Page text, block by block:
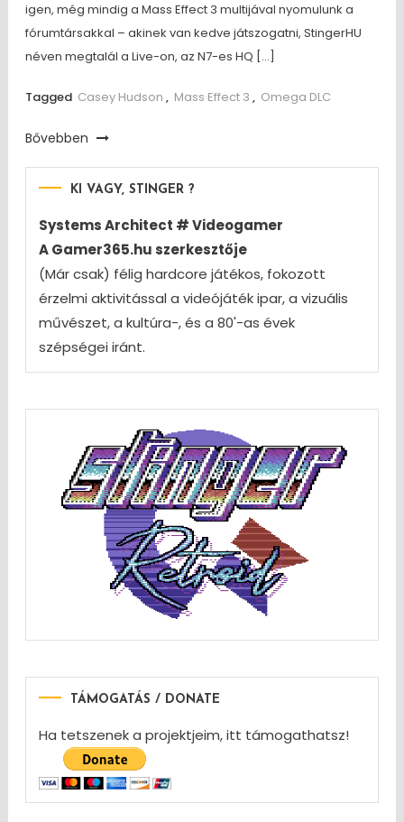
igen, még mindig a Mass Effect 3 multijával nyomulunk a
fórumtársakkal – akinek van kedve játszogatni, StingerHU
néven megtalál a Live-on, az N7-es HQ […]
Tagged Casey Hudson , Mass Effect 3 , Omega DLC
Bővebben
KI VAGY, STINGER ?
Systems Architect # Videogamer
A Gamer365.hu szerkesztője
(Már csak) félig hardcore játékos, fokozott
érzelmi aktivitással a videójáték ipar, a vizuális
művészet, a kultúra-, és a 80'-as évek
szépségei iránt.
TÁMOGATÁS / DONATE
Ha tetszenek a projektjeim, itt támogathatsz!